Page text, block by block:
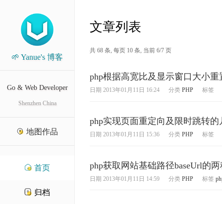
🌱 Yanue's 博客
Go & Web Developer
Shenzhen China
地图作品
首页
归档
文章列表
共 68 条, 每页 10 条, 当前 6/7 页
php根据高宽比及显示窗口大小重
日期 2013年01月11日 16:24 分类 PHP 标签
php实现页面重定向及限时跳转的
日期 2013年01月11日 15:36 分类 PHP 标签
php获取网站基础路径baseUrl的
日期 2013年01月11日 14:59 分类 PHP 标签